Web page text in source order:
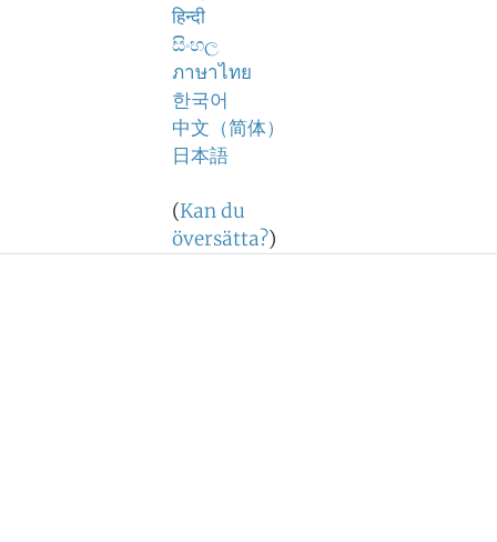
हिन्दी
සිංහල
ภาษาไทย
한국어
中文（简体）
日本語
(Kan du
översätta?)